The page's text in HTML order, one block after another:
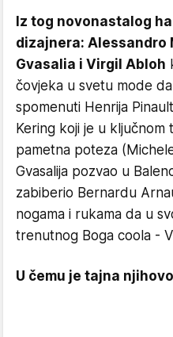
Iz tog novonastalog
dizajnera: Alessandro
Gvasalia i Virgil Abloh
čovjeka u svetu mode
spomenuti Henrija
Kering koji je u
pametna poteza
Gvasalija pozvao u
zabiberio Bernardu
nogama i rukama da u
trenutnog Boga coola -
U čemu je tajna